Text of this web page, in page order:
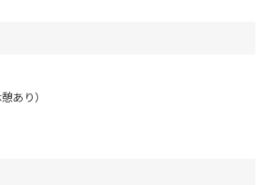
あり）